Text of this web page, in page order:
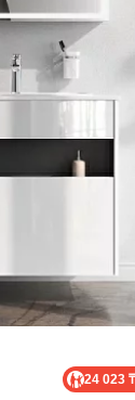
24 023